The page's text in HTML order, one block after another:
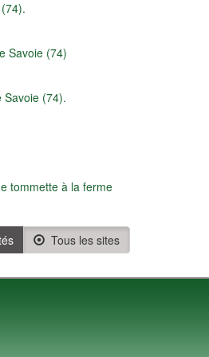
Savoie (74)
Savoie (74).
tommette à la ferme
Tous les sites